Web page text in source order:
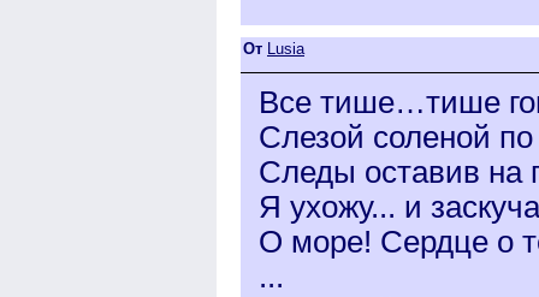
От Lusia
Все тише…тише
Слезой соленой
Следы оставив на
Я ухожу... и
О море! Сердце о
...